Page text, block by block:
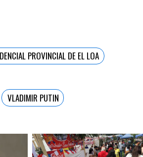
PROVINCIAL DE EL LOA
VLADIMIR PUTIN